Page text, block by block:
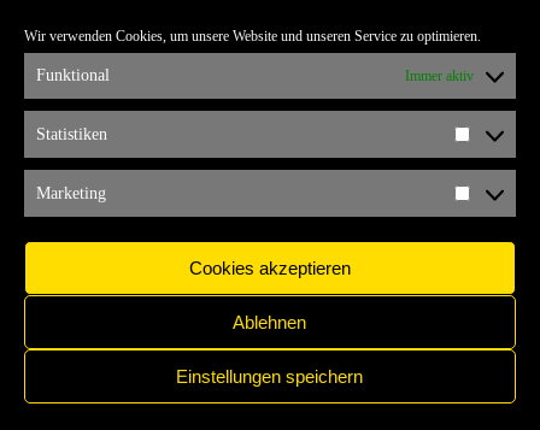
Wir verwenden Cookies, um unsere Website und unseren Service zu optimieren.
Funktional Immer aktiv
Statistiken
Marketing
Cookies akzeptieren
Ablehnen
Einstellungen speichern
ULTRABLOG DER YELLOW CONNECTION
ALEMANNIA VERKAUFT MAN NICHT
ARCHIV
ARCHIV
IMPRESSUM
COPYRIGHT © 2017 YELLOW CONNECTION